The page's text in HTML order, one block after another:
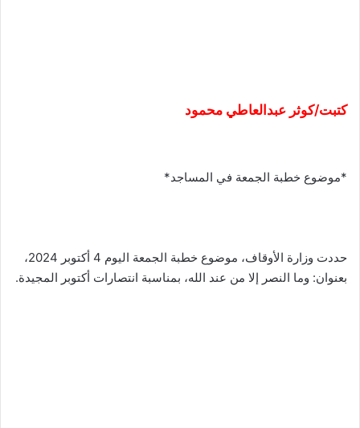
كتبت/كوثر عبدالعاطي محمود
*موضوع خطبة الجمعة في المساجد*
حددت وزارة الأوقاف، موضوع خطبة الجمعة اليوم 4 أكتوبر 2024،
بعنوان: وما النصر إلا من عند الله، بمناسبة انتصارات أكتوبر المجيدة.